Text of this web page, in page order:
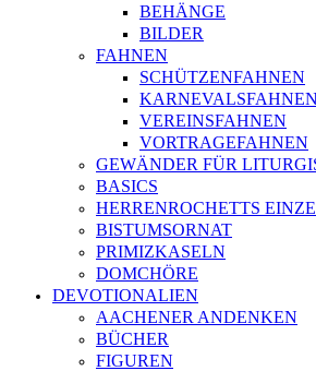
BEHÄNGE
BILDER
FAHNEN
SCHÜTZENFAHNEN
KARNEVALSFAHNEN
VEREINSFAHNEN
VORTRAGEFAHNEN
GEWÄNDER FÜR
BASICS
HERRENROCHETTS
BISTUMSORNAT
PRIMIZKASELN
DOMCHÖRE
DEVOTIONALIEN
AACHENER ANDENKEN
BÜCHER
FIGUREN